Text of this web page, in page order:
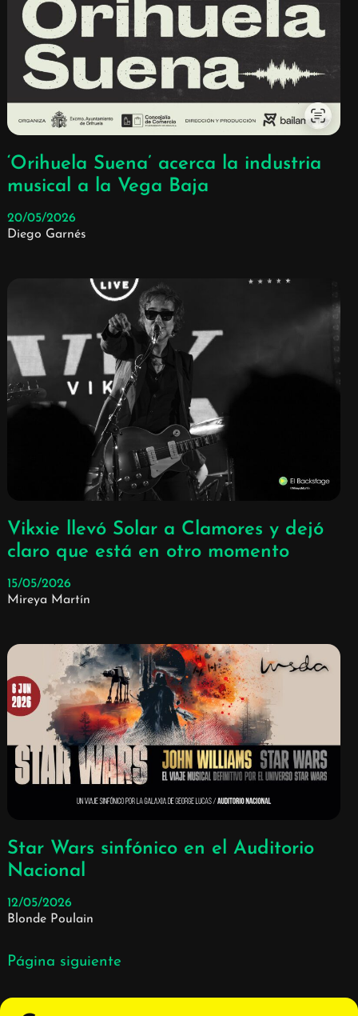
‘Orihuela Suena’ acerca la industria
musical a la Vega Baja
20/05/2026
Diego Garnés
Vikxie llevó Solar a Clamores y dejó
claro que está en otro momento
15/05/2026
Mireya Martín
Star Wars sinfónico en el Auditorio
Nacional
12/05/2026
Blonde Poulain
Página siguiente